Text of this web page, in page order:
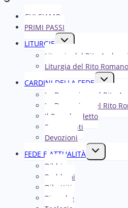
CHI SIAMO
PRIMI PASSI
LITURGIE
Alterna
figlio
Liturgia del Rito
Liturgia del Rito Romano
CARDINI DELLA FEDE
Alterna
figlio
La Domenica nel R​​​​​​ito
La Domenica nel Rito
Il Papa ha detto
Sacramenti
Devozioni
FEDE E ATTUALITÀ
Alterna
menu
Bibbia
Problemi
Dibattiti
Ricerche